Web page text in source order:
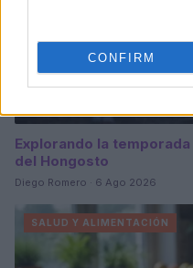
CONFIRM
Explorando la
del Hongosto
Diego Romero · 6 Ago 2026
SALUD Y ALIMENTACIÓN